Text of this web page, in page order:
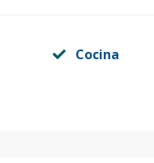
Cocina